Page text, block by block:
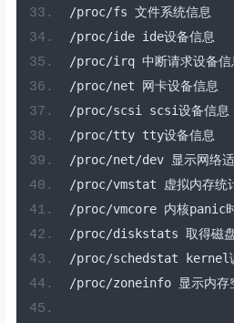
/proc/fs 文件系统信息
/proc/ide ide设备信息
/proc/irq 中断请求设备信
/proc/net
网卡设备信息
/proc/scsi scsi设备信息
/proc/tty tty设备信息
/proc/net/dev 显示网络
/proc/vmstat
虚拟内存统
/proc/vmcore 内核panic
/proc/diskstats 取得磁
/proc/schedstat kernel
/proc/zoneinfo 显示内存